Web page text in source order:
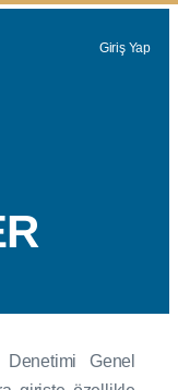
Giriş Yap
Denetimi Genel